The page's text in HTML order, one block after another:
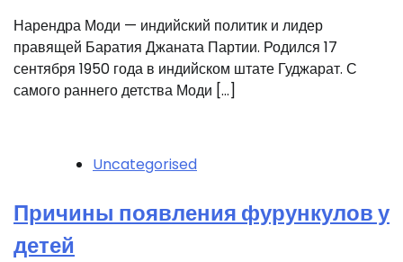
Нарендра Моди — индийский политик и лидер
правящей Баратия Джаната Партии. Родился 17
сентября 1950 года в индийском штате Гуджарат. С
самого раннего детства Моди […]
Uncategorised
Причины появления фурункулов у
детей